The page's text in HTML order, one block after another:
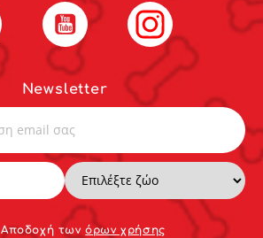
Newsletter
Αποδoχή τωνόρων χρήσης
Facebook YouTube Instagram